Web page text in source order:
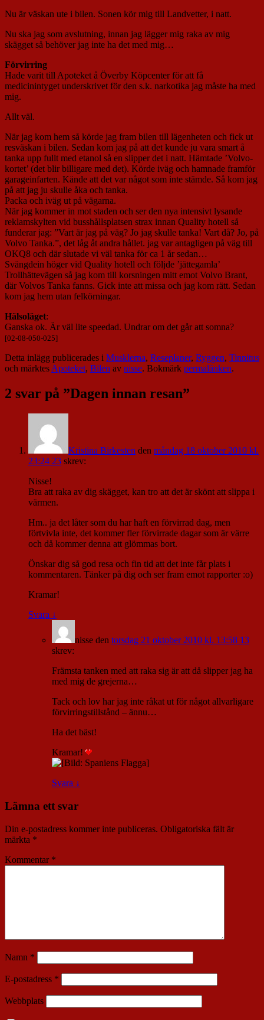
Nu är väskan ute i bilen. Sonen kör mig till Landvetter, i natt.
Nu ska jag som avslutning, innan jag lägger mig raka av mig
skägget så behöver jag inte ha det med mig…
Förvirring
Hade varit till Apoteket å Överby Köpcenter för att få
medicinintyget underskrivet för den s.k. narkotika jag måste ha med
mig.
Allt väl.
När jag kom hem så körde jag fram bilen till lägenheten och fick ut
resväskan i bilen. Sedan kom jag på att det kunde ju vara smart å
tanka upp fullt med etanol så en slipper det i natt. Hämtade ’Volvo-
kortet’ (det blir billigare med det). Körde iväg och hamnade framför
garageinfarten. Kände att det var något som inte stämde. Så kom jag
på att jag ju skulle åka och tanka.
Packa och iväg ut på vägarna.
När jag kommer in mot staden och ser den nya intensivt lysande
reklamskylten vid busshållsplatsen strax innan Quality hotell så
funderar jag: ”Vart är jag på väg? Jo jag skulle tanka! Vart då? Jo, på
Volvo Tanka.”, det låg åt andra hållet. jag var antagligen på väg till
OKQ8 och där slutade vi väl tanka för ca 1 år sedan…
Svängdein höger vid Quality hotell och följde ’jättegamla’
Trollhättevägen så jag kom till korsningen mitt emot Volvo Brant,
där Volvos Tanka fanns. Gick inte att missa och jag kom rätt. Sedan
kom jag hem utan felkörningar.
Hälsoläget:
Ganska ok. Är väl lite speedad. Undrar om det går att somna?
[02-08-050-025]
Detta inlägg publicerades i Musklerna, Reseplaner, Ryggen, Tinnitus
och märktesApoteket, Bilen av nisse. Bokmärk permalänken.
2 svar på ”Dagen innan resan”
Kristina Birkesten den måndag 18 oktober 2010 kl.
23:24 23 skrev:
Nisse!
Bra att raka av dig skägget, kan tro att det är skönt att slippa i
värmen.
Hm.. ja det låter som du har haft en förvirrad dag, men
förtvivla inte, det kommer fler förvirrade dagar som är värre
och då kommer denna att glömmas bort.
Önskar dig så god resa och fin tid att det inte får plats i
kommentaren. Tänker på dig och ser fram emot rapporter :o)
Kramar!
Svara ↓
nisse den torsdag 21 oktober 2010 kl. 13:58 13
skrev:
Främsta tanken med att raka sig är att då slipper jag ha
med mig de grejerna…
Tack och lov har jag inte råkat ut för något allvarligare
förvirringstillstånd – ännu…
Ha det bäst!
Kramar!
Svara ↓
Lämna ett svar
Din e-postadress kommer inte publiceras. Obligatoriska fält är
märkta *
Kommentar *
Namn *
E-postadress *
Webbplats